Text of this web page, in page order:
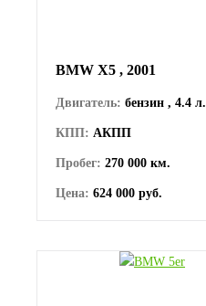
BMW Х5 , 2001
Двигатель: бензин , 4.4 л.
КПП: АКПП
Пробег: 270 000 км.
Цена: 624 000 руб.